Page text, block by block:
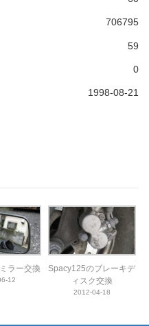
706795
59
0
1998-08-21
ラー交換
12
Spacy125のブレーキデ
ィスク交換
2012-04-18